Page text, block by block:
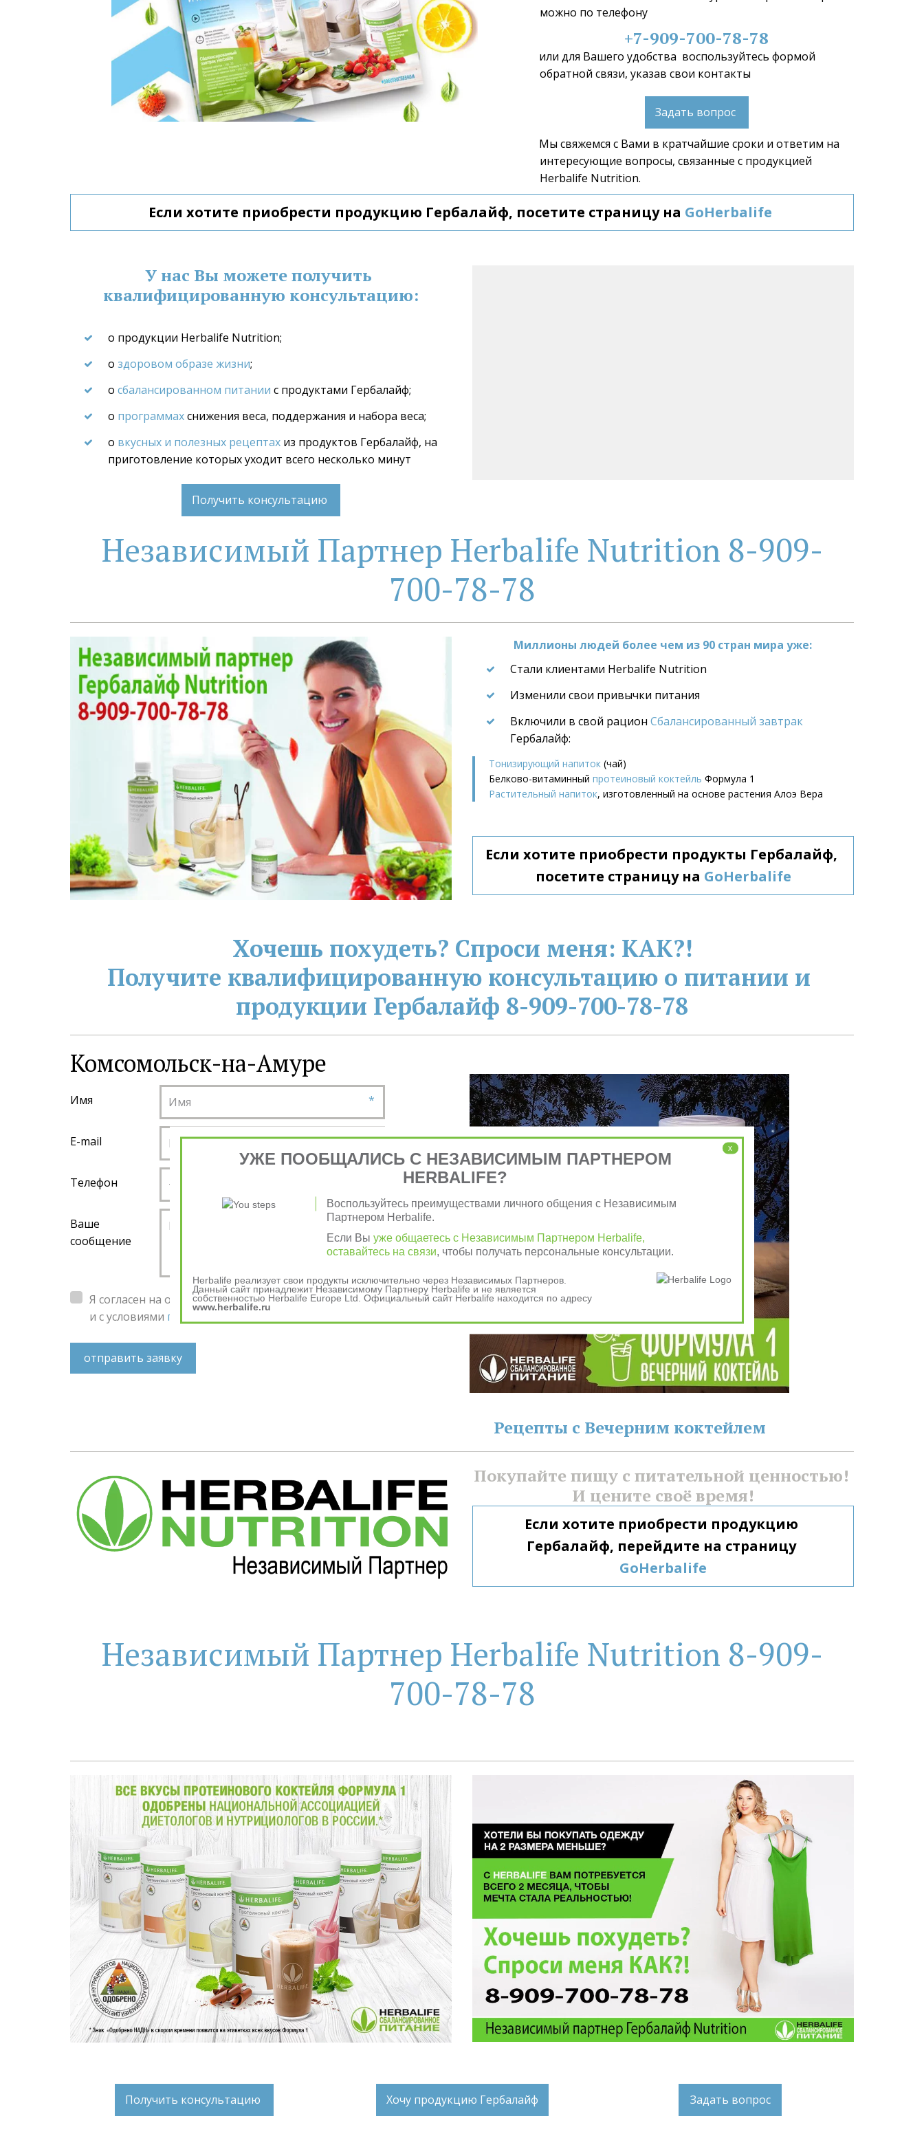
можно по телефону
+7-909-700-78-78
или для Вашего удобства  воспользуйтесь формой
обратной связи, указав свои контакты
Задать вопрос
Мы свяжемся с Вами в кратчайшие сроки и ответим на
интересующие вопросы, связанные с продукцией
Herbalife Nutrition.
Если хотите приобрести продукцию Гербалайф, посетите страницу на GoHerbalife
У нас Вы можете получить
квалифицированную консультацию:
о продукции Herbalife Nutrition;
о здоровом образе жизни;
о сбалансированном питании с продуктами Гербалайф;
о программах снижения веса, поддержания и набора веса;
о вкусных и полезных рецептах из продуктов Гербалайф, на
приготовление которых уходит всего несколько минут
Получить консультацию
Независимый Партнер Herbalife Nutrition 8-909-
700-78-78
Миллионы людей более чем из 90 стран мира уже:
Стали клиентами Herbalife Nutrition
Изменили свои привычки питания
Включили в свой рацион Сбалансированный завтрак
Гербалайф:
Тонизирующий напиток (чай)
Белково-витаминный протеиновый коктейль Формула 1
Растительный напиток, изготовленный на основе растения Алоэ Вера
Если хотите приобрести продукты Гербалайф,
посетите страницу на GoHerbalife
Хочешь похудеть? Спроси меня: КАК?!
Получите квалифицированную консультацию о питании и
продукции Гербалайф 8-909-700-78-78
Комсомольск-на-Амуре ­
Имя *
E-mail
Телефон
Ваше
сообщение
*
Я согласен на обработкуперсональных данных
и с условиями пользовательского соглашения
отправить заявку
Рецепты с Вечерним коктейлем
Покупайте пищу с питательной ценностью!
И цените своё время!
Если хотите приобрести продукцию
Гербалайф, перейдите на страницу
GoHerbalife
Независимый Партнер Herbalife Nutrition 8-909-
700-78-78
Получить консультацию Хочу продукцию Гербалайф Задать вопрос
x
УЖЕ ПООБЩАЛИСЬ С НЕЗАВИСИМЫМ ПАРТНЕРОМ
HERBALIFE?
Воспользуйтесь преимуществами личного общения с Независимым
Партнером Herbalife.
Если Вы уже общаетесь с Независимым Партнером Herbalife,
оставайтесь на связи, чтобы получать персональные консультации.
Herbalife реализует свои продукты исключительно через Независимых Партнеров.
Данный сайт принадлежит Независимому Партнеру Herbalife и не является
собственностью Herbalife Europe Ltd. Официальный сайт Herbalife находится по адресу
www.herbalife.ru